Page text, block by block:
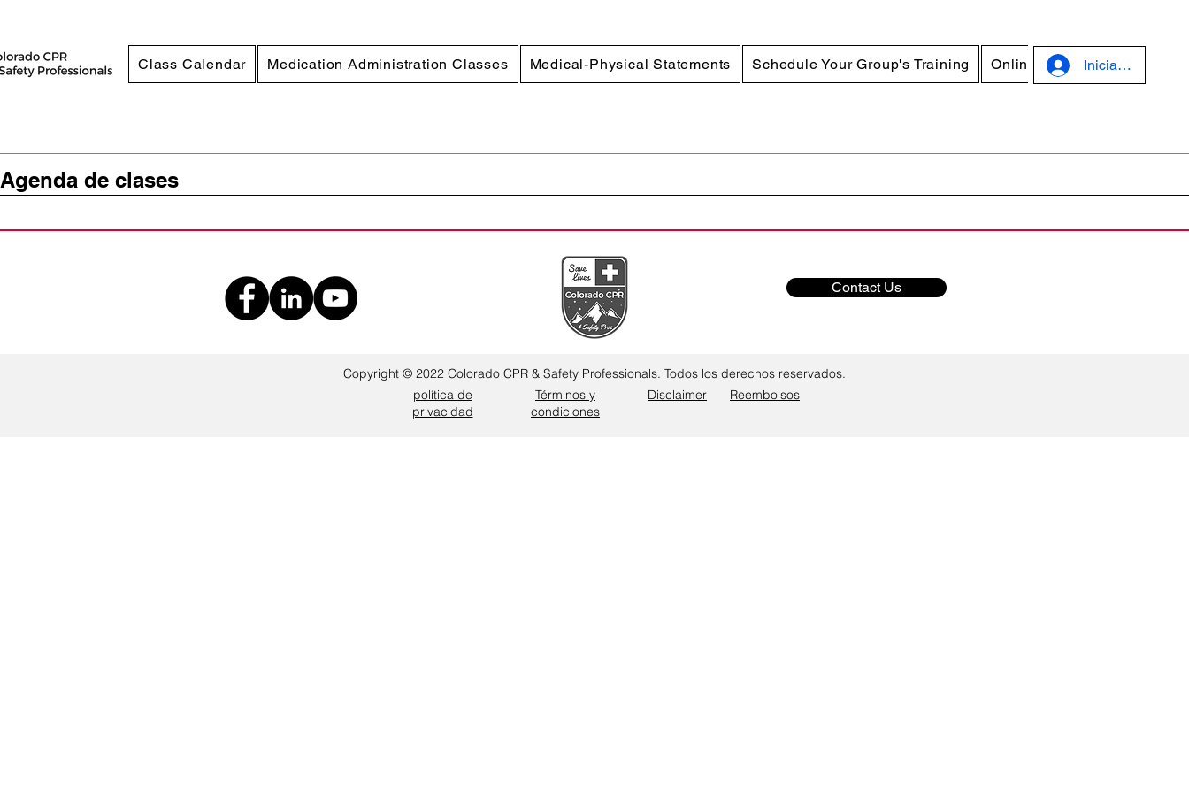
Class Calendar Medication Administration Classes Medical-Physical Statements Schedule Your Group's Training Online CoursesIniciar sesión
Agenda de clases
Contact Us
Copyright © 2022 Colorado CPR & Safety Professionals. Todos los derechos reservados.
política de
privacidad
Términos y
condiciones
Disclaimer Reembolsos